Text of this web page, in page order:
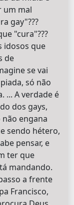
um mal
gay"???
"cura"???
idosos que
de
se vai
só não
... A verdade é
dos gays,
engana
sendo hétero,
pensar, e
ter que
mandando.
a frente
Francisco,